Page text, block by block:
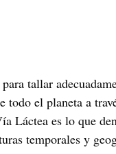
tallar
todo el planeta a
Láctea es lo que
temporales y